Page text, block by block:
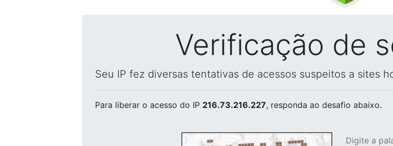
Verificação de
Seu IP fez diversas tentativas de acessos suspeitos a sites
Para liberar o acesso do IP 216.73.216.227, responda ao desafio abaixo.
Digite a